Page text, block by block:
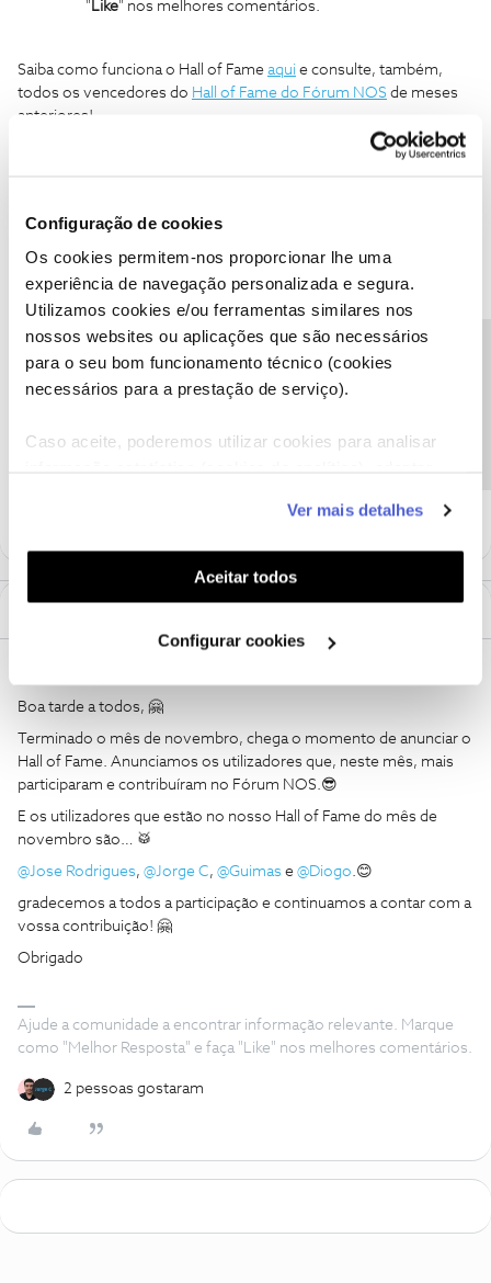
Configuração de cookies
Os cookies permitem-nos proporcionar lhe uma
experiência de navegação personalizada e segura.
Utilizamos cookies e/ou ferramentas similares nos
nossos websites ou aplicações que são necessários
para o seu bom funcionamento técnico (cookies
necessários para a prestação de serviço).
Caso aceite, poderemos utilizar cookies para analisar
funcionalidades (cookies de personalização e
funcionalidade) e adaptar anúncios aos seus interesses
(cookies de publicidade personalizada). Pode gerir a
utilização dos cookies clicando em "Configurar
Ver mais detalhes
Aceitar todos
Configurar cookies
" Like" nos melhores comentários.
Saiba como funciona o Hall of Fame aqui e consulte, também,
todos os vencedores do Hall of Fame do Fórum NOS de meses
anteriores!
que trouxemos no mês de
Ajude a comunidade a encontrar informação relevante. Marque
como "Melhor Resposta" e faça "Like" nos melhores comentários.
Hall of Fame Melhor Resposta
Hall of Fame do Fórum NOS Hall of Fame novembro
Boa tarde a todos, 🤗
Terminado o mês de novembro, chega o momento de anunciar o
Hall of Fame. Anunciamos os utilizadores que, neste mês, mais
participaram e contribuíram no Fórum NOS.😎
E os utilizadores que estão no nosso Hall of Fame do mês de
novembro são… 🥁
@Jose Rodrigues, @Jorge C, @Guimas e @Diogo .😊
gradecemos a todos a participação e continuamos a contar com a
vossa contribuição! 🤗
Obrigado
Ajude a comunidade a encontrar informação relevante. Marque
como "Melhor Resposta" e faça "Like" nos melhores comentários.
2 pessoas gostaram